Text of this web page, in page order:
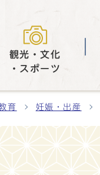
観光・文化
・スポーツ
育 妊娠・出産